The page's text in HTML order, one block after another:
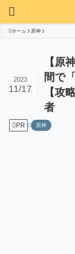
ホーム 原神
【原
間で
【攻
者
2023
11/17
PR 原神